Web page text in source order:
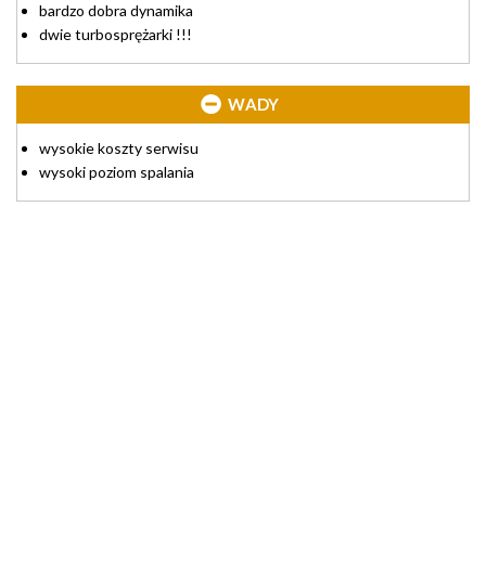
bardzo dobra dynamika
dwie turbosprężarki !!!
WADY
wysokie koszty serwisu
wysoki poziom spalania